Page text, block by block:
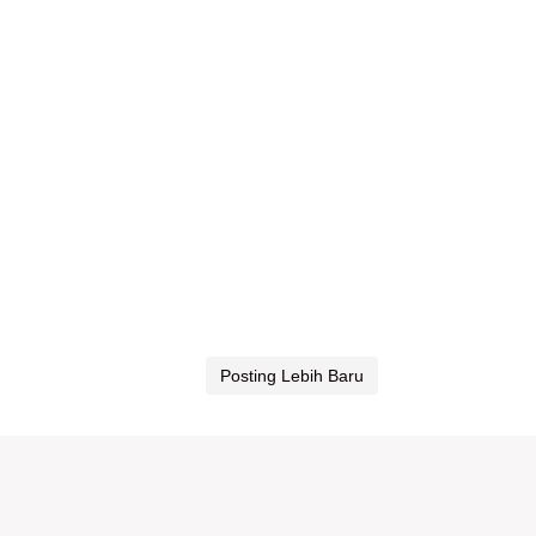
Posting Lebih Baru